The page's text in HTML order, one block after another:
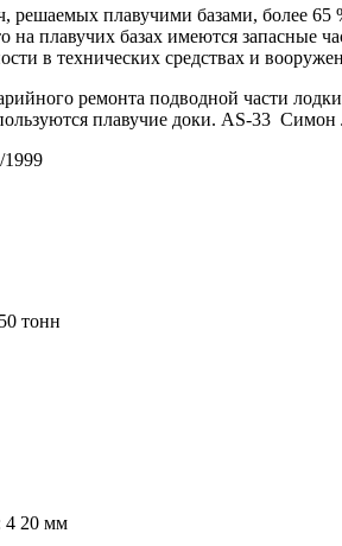
решаемых плавучими базами, более
на плавучих базах имеются запасные
в технических средствах и
ремонта подводной части
плавучие доки. AS-33 Симон
тонн
4 20 мм